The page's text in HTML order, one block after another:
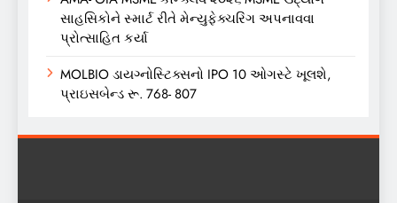
સાહસિકોને સ્માર્ટ રીતે મેન્યુફેક્ચરિંગ અપનાવવા
પ્રોત્સાહિત કર્યા
MOLBIO ડાયગ્નોસ્ટિક્સનો IPO 10 ઓગસ્ટે ખૂલશે,
પ્રાઇસબેન્ડ રૂ. 768- 807